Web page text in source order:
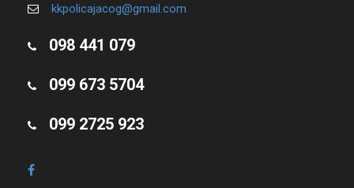
kkpolicajacog@gmail.com
098 441 079
099 673 5704
099 2725 923